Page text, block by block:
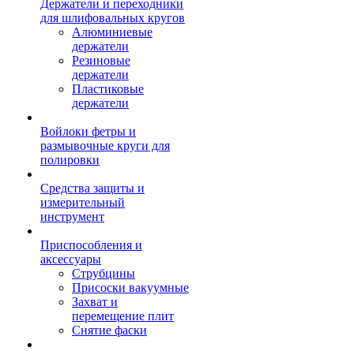
Держатели и переходники
для шлифовальных кругов
Алюминиевые
держатели
Резиновые
держатели
Пластиковые
держатели
Войлоки фетры и
размывочные круги для
полировки
Средства защиты и
измерительный
инструмент
Приспособления и
аксессуары
Струбцины
Присоски вакуумные
Захват и
перемещение плит
Снятие фаски